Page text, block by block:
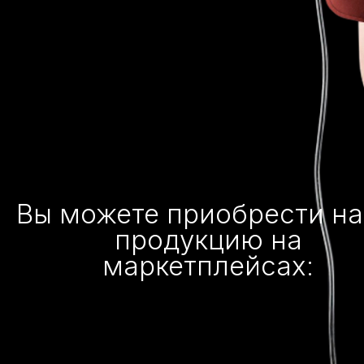
Вы можете приобрести
продукцию на
маркетплейсах: